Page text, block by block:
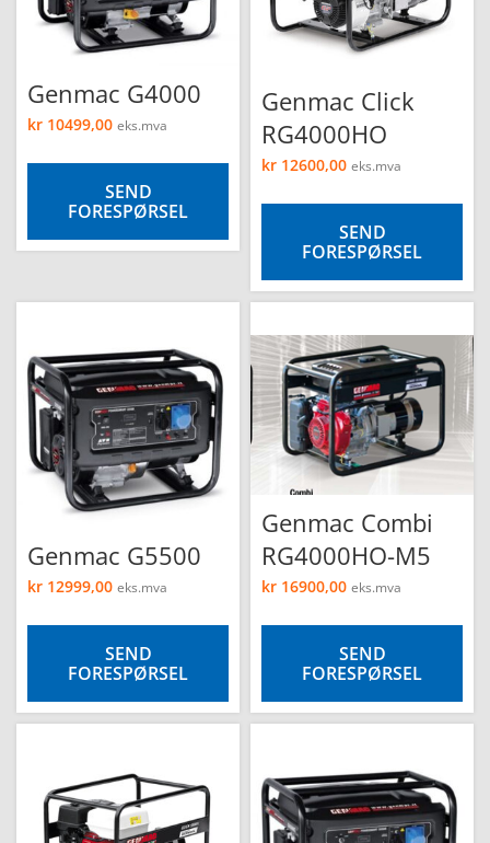
Genmac G4000
kr 10499,00 eks.mva
SEND
FORESPØRSEL
Genmac Click
RG4000HO
kr 12600,00 eks.mva
SEND
FORESPØRSEL
Genmac G5500
kr 12999,00 eks.mva
SEND
FORESPØRSEL
Genmac Combi
RG4000HO-M5
kr 16900,00 eks.mva
SEND
FORESPØRSEL